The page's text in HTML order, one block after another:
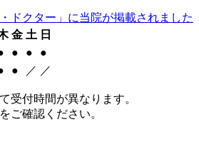
金 土 日
● ●
●
● ／ ／
受付時間が異なります。
ご確認ください。